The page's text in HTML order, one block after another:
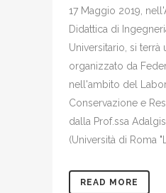
17 Maggio 2019,
Didattica di
Universitario, si terrà
organizzato da
nell'ambito del
Conservazione e
dalla Prof.ssa
(Università di Roma
READ MORE